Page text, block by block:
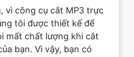
bạn. Vì vậy, bạn có
tệp MP3 của mình
xác mà không phải lo
âm thanh.